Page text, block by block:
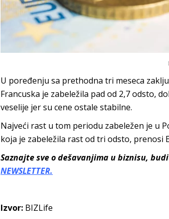
U poređenju sa prethodna tri meseca
Francuska je zabeležila pad od 2,7 odsto,
veselije jer su cene ostale stabilne.
Najveći rast u tom periodu zabeležen je u
koja je zabeležila rast od tri odsto, prenosi
Saznajte sve o dešavanjima u biznisu,
NEWSLETTER.
Izvor: BIZLife